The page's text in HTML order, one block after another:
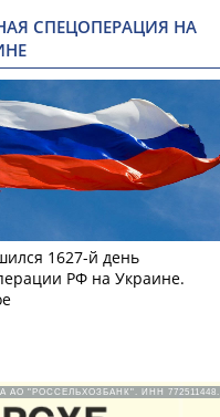
СПЕЦОПЕРАЦИЯ НА
1627-й день
РФ на Украине.
АО "РОССЕЛЬХОЗБАНК". ИНН 772511448.